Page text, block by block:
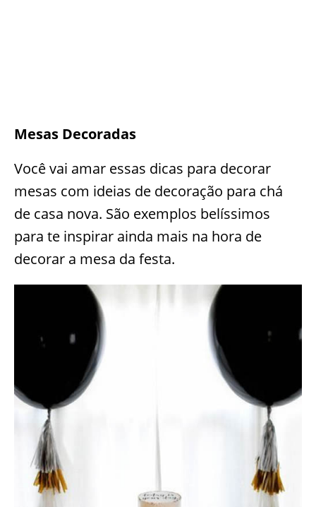
Mesas Decoradas
Você vai amar essas dicas para decorar
mesas com ideias de decoração para chá
de casa nova. São exemplos belíssimos
para te inspirar ainda mais na hora de
decorar a mesa da festa.